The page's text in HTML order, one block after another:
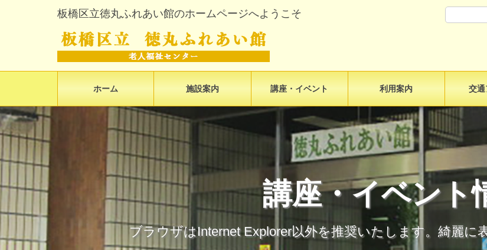
板橋区立徳丸ふれあい館のホームページへようこそ
ホーム 施設案内 講座・イベント 利用案内 交通
講座・イベント
ブラウザはInternet Explorer以外を推奨いたします。綺麗に